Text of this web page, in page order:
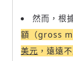
然而，根
額（gross
美元 ，遠遠